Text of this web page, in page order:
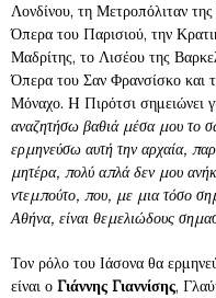
Λονδίνου, τη Μετροπόλιταν
Όπερα του Παρισιού, την
Μαδρίτης, το Λισέου της
Όπερα του Σαν Φρανσίσκο και
Μόναχο. H Πιρότσι σημειώνει
αναζητήσω βαθιά μέσα μου το
ερμηνεύσω αυτή την αρχαία,
μητέρα, πολύ απλά δεν μου
ντεμπούτο, που, με μια τόσο
Αθήνα, είναι θεμελιώδους
Τον ρόλο του Ιάσονα θα
είναι ο Γιάννης Γιαννίσης,